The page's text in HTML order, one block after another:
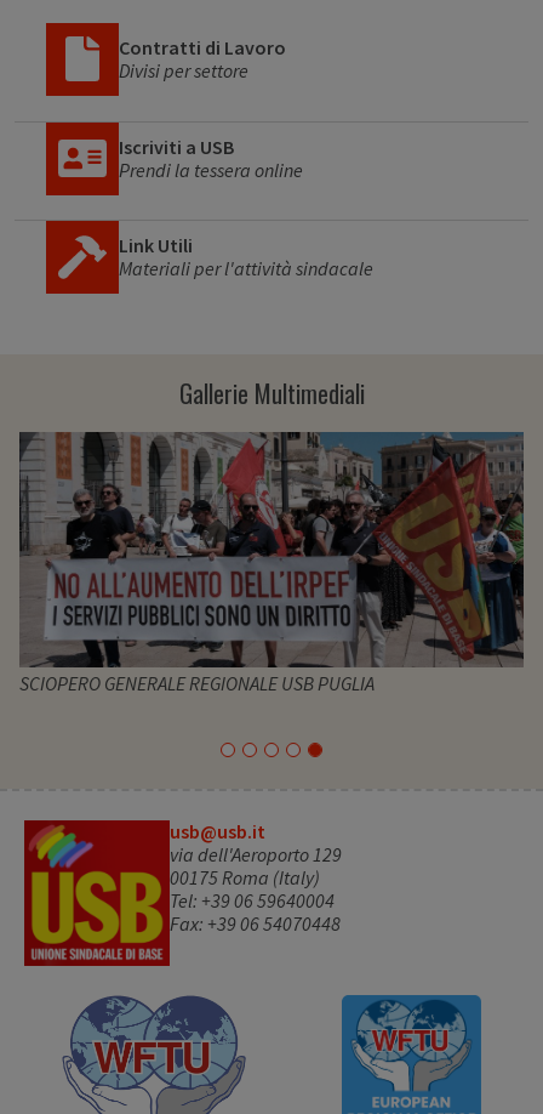
Contratti di Lavoro
Divisi per settore
Iscriviti a USB
Prendi la tessera online
Link Utili
Materiali per l'attività sindacale
Gallerie Multimediali
SCIOPERO GENERALE REGIONALE USB PUGLIA
usb@usb.it
via dell'Aeroporto 129
00175 Roma (Italy)
Tel: +39 06 59640004
Fax: +39 06 54070448